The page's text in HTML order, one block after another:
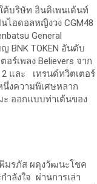
ต้บริษัท อินดิเพนเด้นท์
อดอลหญิงวง CGM48
General
BNK TOKEN อันดับ
ร์เพลง Believers จาก
และ เทรนด์ทวิตเตอร์
นึ่งความพิเศษหลาก
ะ ออกแบบท่าเต้นของ
มรภัส ผดุงวัฒนะโชค
ลังใจ ผ่านการเล่า